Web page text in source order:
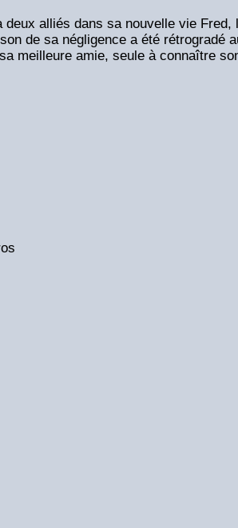
deux alliés dans sa nouvelle vie Fred,
de sa négligence a été rétrogradé
meilleure amie, seule à connaître